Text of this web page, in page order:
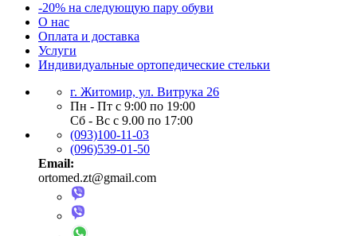
-20% на следующую пару обуви
О нас
Оплата и доставка
Услуги
Индивидуальные ортопедические стельки
г. Житомир, ул. Витрука 26
Пн - Пт с 9:00 по 19:00
Сб - Вс с 9.00 по 17:00
(093)100-11-03
(096)539-01-50
Email:
ortomed.zt@gmail.com